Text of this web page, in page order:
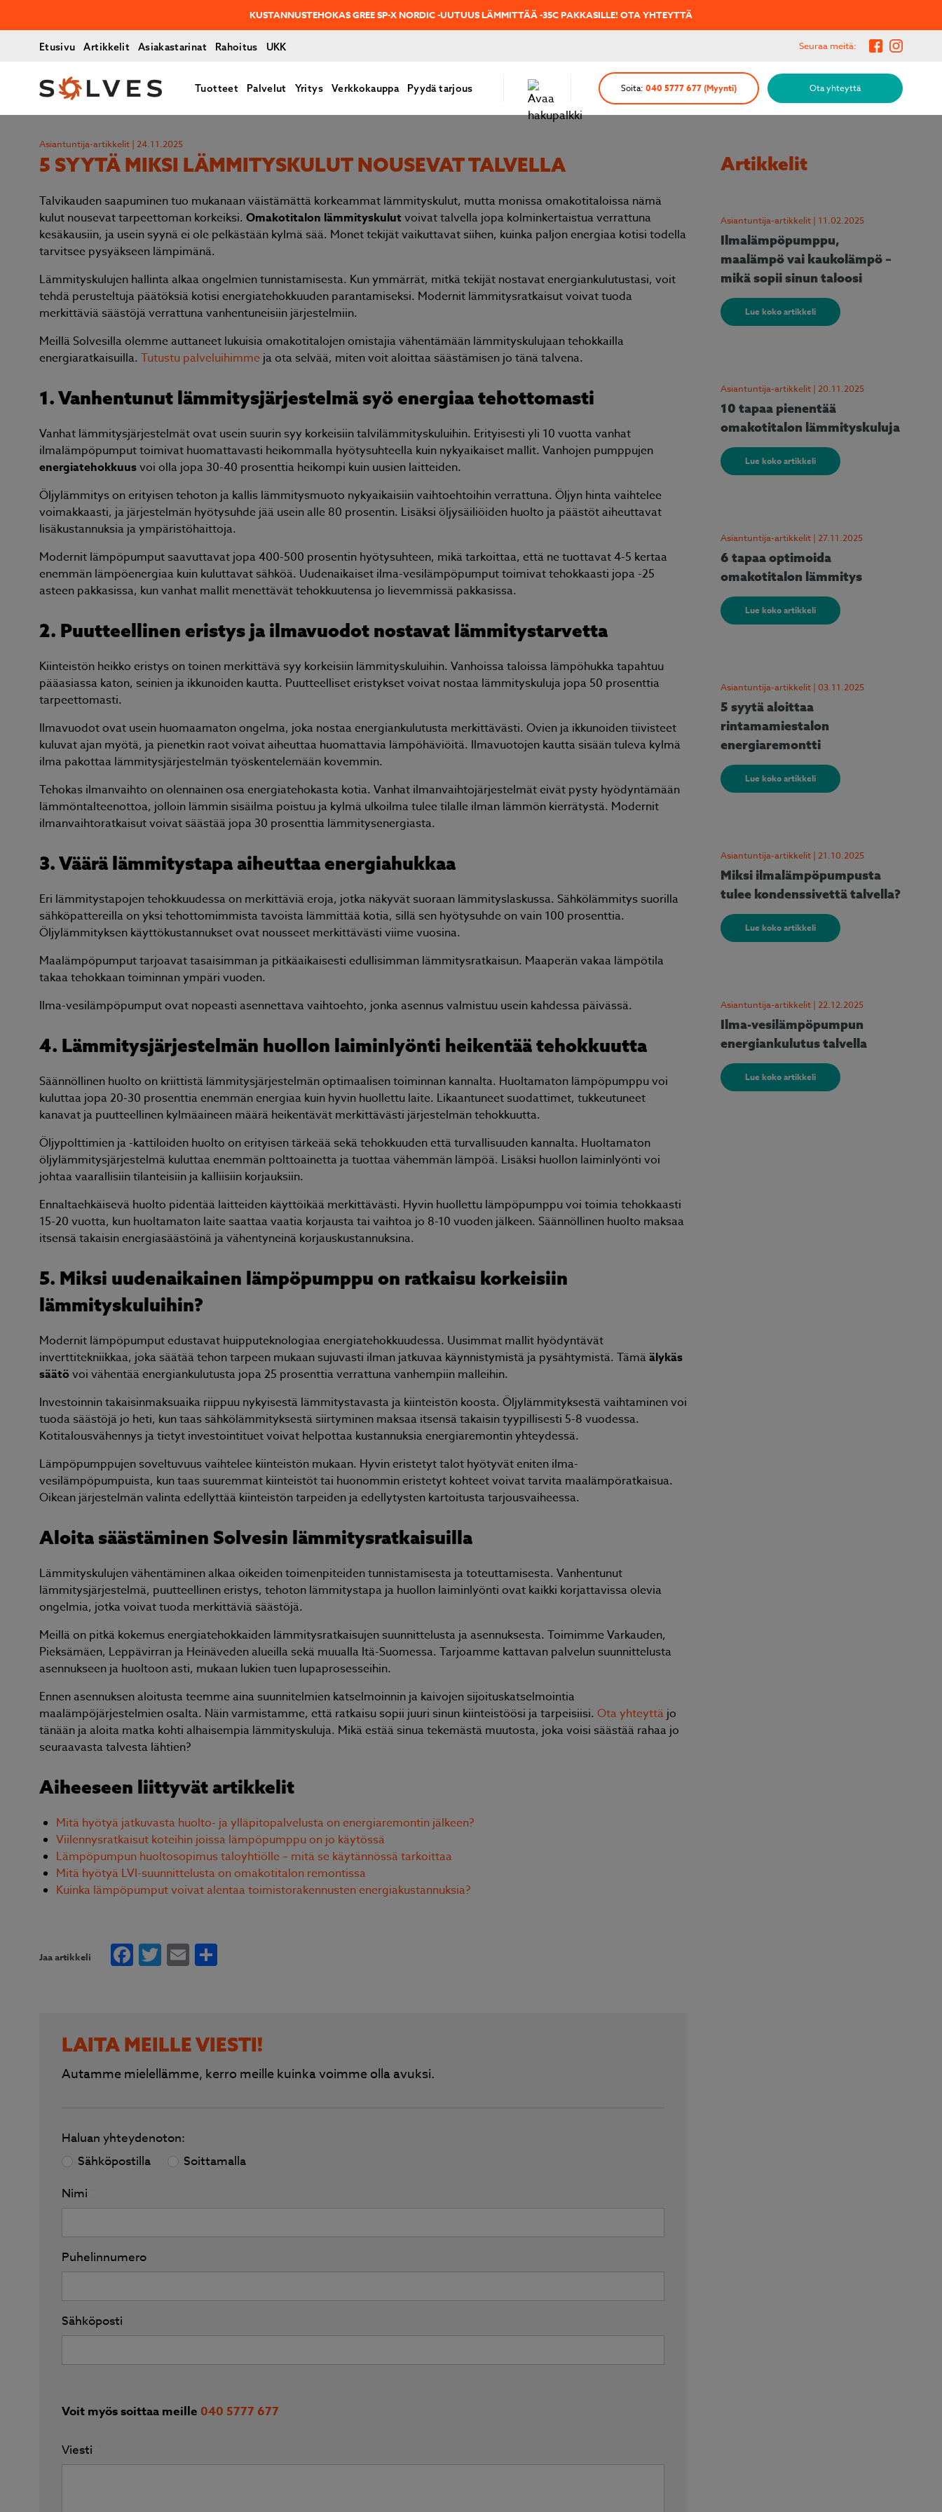
MUISTA ETTÄ ENSI KESÄNÄKIN TULEE HELTEET, LAITA JÄÄHDYTIN ASENNUKSEEN AJOISSA HYÖDYNTÄEN TALVEN KAMPPANJAHINTOJA!
Etusivu Artikkelit Asiakastarinat Rahoitus UKK Seuraa meitä:
Tuotteet Palvelut Yritys Verkkokauppa Pyydä tarjous Soita: 040 5777 677 (Myynti) Ota yhteyttä
Asiantuntija-artikkelit | 24.11.2025
5 SYYTÄ MIKSI LÄM­MI­TYS­KU­LUT NOUSEVAT TALVELLA
Talvikauden saapuminen tuo mukanaan väistämättä korkeammat lämmityskulut, mutta monissa omakotitaloissa nämä
kulut nousevat tarpeettoman korkeiksi. Omakotitalon lämmityskulut voivat talvella jopa kolminkertaistua verrattuna
kesäkausiin, ja usein syynä ei ole pelkästään kylmä sää. Monet tekijät vaikuttavat siihen, kuinka paljon energiaa kotisi todella
tarvitsee pysyäkseen lämpimänä.
Lämmityskulujen hallinta alkaa ongelmien tunnistamisesta. Kun ymmärrät, mitkä tekijät nostavat energiankulutustasi, voit
tehdä perusteltuja päätöksiä kotisi energiatehokkuuden parantamiseksi. Modernit lämmitysratkaisut voivat tuoda
merkittäviä säästöjä verrattuna vanhentuneisiin järjestelmiin.
Meillä Solvesilla olemme auttaneet lukuisia omakotitalojen omistajia vähentämään lämmityskulujaan tehokkailla
energiaratkaisuilla. Tutustu palveluihimme ja ota selvää, miten voit aloittaa säästämisen jo tänä talvena.
1. Vanhentunut lämmitysjärjestelmä syö energiaa tehottomasti
Vanhat lämmitysjärjestelmät ovat usein suurin syy korkeisiin talvilämmityskuluihin. Erityisesti yli 10 vuotta vanhat
ilmalämpöpumput toimivat huomattavasti heikommalla hyötysuhteella kuin nykyaikaiset mallit. Vanhojen pumppujen
energiatehokkuusvoi olla jopa 30-40 prosenttia heikompi kuin uusien laitteiden.
Öljylämmitys on erityisen tehoton ja kallis lämmitysmuoto nykyaikaisiin vaihtoehtoihin verrattuna. Öljyn hinta vaihtelee
voimakkaasti, ja järjestelmän hyötysuhde jää usein alle 80 prosentin. Lisäksi öljysäiliöiden huolto ja päästöt aiheuttavat
lisäkustannuksia ja ympäristöhaittoja.
Modernit lämpöpumput saavuttavat jopa 400-500 prosentin hyötysuhteen, mikä tarkoittaa, että ne tuottavat 4-5 kertaa
enemmän lämpöenergiaa kuin kuluttavat sähköä. Uudenaikaiset ilma-vesilämpöpumput toimivat tehokkaasti jopa -25
asteen pakkasissa, kun vanhat mallit menettävät tehokkuutensa jo lievemmissä pakkasissa.
2. Puutteellinen eristys ja ilmavuodot nostavat lämmitystarvetta
Kiinteistön heikko eristys on toinen merkittävä syy korkeisiin lämmityskuluihin. Vanhoissa taloissa lämpöhukka tapahtuu
pääasiassa katon, seinien ja ikkunoiden kautta. Puutteelliset eristykset voivat nostaa lämmityskuluja jopa 50 prosenttia
tarpeettomasti.
Ilmavuodot ovat usein huomaamaton ongelma, joka nostaa energiankulutusta merkittävästi. Ovien ja ikkunoiden tiivisteet
kuluvat ajan myötä, ja pienetkin raot voivat aiheuttaa huomattavia lämpöhäviöitä. Ilmavuotojen kautta sisään tuleva kylmä
ilma pakottaa lämmitysjärjestelmän työskentelemään kovemmin.
Tehokas ilmanvaihto on olennainen osa energiatehokasta kotia. Vanhat ilmanvaihtojärjestelmät eivät pysty hyödyntämään
lämmöntalteenottoa, jolloin lämmin sisäilma poistuu ja kylmä ulkoilma tulee tilalle ilman lämmön kierrätystä. Modernit
ilmanvaihtoratkaisut voivat säästää jopa 30 prosenttia lämmitysenergiasta.
3. Väärä lämmitystapa aiheuttaa energiahukkaa
Eri lämmitystapojen tehokkuudessa on merkittäviä eroja, jotka näkyvät suoraan lämmityslaskussa. Sähkölämmitys suorilla
sähköpattereilla on yksi tehottomimmista tavoista lämmittää kotia, sillä sen hyötysuhde on vain 100 prosenttia.
Öljylämmityksen käyttökustannukset ovat nousseet merkittävästi viime vuosina.
Maalämpöpumput tarjoavat tasaisimman ja pitkäaikaisesti edullisimman lämmitysratkaisun. Maaperän vakaa lämpötila
takaa tehokkaan toiminnan ympäri vuoden.
Ilma-vesilämpöpumput ovat nopeasti asennettava vaihtoehto, jonka asennus valmistuu usein kahdessa päivässä.
4. Lämmitysjärjestelmän huollon laiminlyönti heikentää tehokkuutta
Säännöllinen huolto on kriittistä lämmitysjärjestelmän optimaalisen toiminnan kannalta. Huoltamaton lämpöpumppu voi
kuluttaa jopa 20-30 prosenttia enemmän energiaa kuin hyvin huollettu laite. Likaantuneet suodattimet, tukkeutuneet
kanavat ja puutteellinen kylmäaineen määrä heikentävät merkittävästi järjestelmän tehokkuutta.
Öljypolttimien ja -kattiloiden huolto on erityisen tärkeää sekä tehokkuuden että turvallisuuden kannalta. Huoltamaton
öljylämmitysjärjestelmä kuluttaa enemmän polttoainetta ja tuottaa vähemmän lämpöä. Lisäksi huollon laiminlyönti voi
johtaa vaarallisiin tilanteisiin ja kalliisiin korjauksiin.
Ennaltaehkäisevä huolto pidentää laitteiden käyttöikää merkittävästi. Hyvin huollettu lämpöpumppu voi toimia tehokkaasti
15-20 vuotta, kun huoltamaton laite saattaa vaatia korjausta tai vaihtoa jo 8-10 vuoden jälkeen. Säännöllinen huolto maksaa
itsensä takaisin energiasäästöinä ja vähentyneinä korjauskustannuksina.
5. Miksi uudenaikainen lämpöpumppu on ratkaisu korkeisiin
lämmityskuluihin?
Modernit lämpöpumput edustavat huipputeknologiaa energiatehokkuudessa. Uusimmat mallit hyödyntävät
inverttitekniikkaa, joka säätää tehon tarpeen mukaan sujuvasti ilman jatkuvaa käynnistymistä ja pysähtymistä. Tämä älykäs
säätövoi vähentää energiankulutusta jopa 25 prosenttia verrattuna vanhempiin malleihin.
Investoinnin takaisinmaksuaika riippuu nykyisestä lämmitystavasta ja kiinteistön koosta. Öljylämmityksestä vaihtaminen voi
tuoda säästöjä jo heti, kun taas sähkölämmityksestä siirtyminen maksaa itsensä takaisin tyypillisesti 5-8 vuodessa.
Kotitalousvähennys ja tietyt investointituet voivat helpottaa kustannuksia energiaremontin yhteydessä.
Lämpöpumppujen soveltuvuus vaihtelee kiinteistön mukaan. Hyvin eristetyt talot hyötyvät eniten ilma-
vesilämpöpumpuista, kun taas suuremmat kiinteistöt tai huonommin eristetyt kohteet voivat tarvita maalämpöratkaisua.
Oikean järjestelmän valinta edellyttää kiinteistön tarpeiden ja edellytysten kartoitusta tarjousvaiheessa.
Aloita säästäminen Solvesin lämmitysratkaisuilla
Lämmityskulujen vähentäminen alkaa oikeiden toimenpiteiden tunnistamisesta ja toteuttamisesta. Vanhentunut
lämmitysjärjestelmä, puutteellinen eristys, tehoton lämmitystapa ja huollon laiminlyönti ovat kaikki korjattavissa olevia
ongelmia, jotka voivat tuoda merkittäviä säästöjä.
Meillä on pitkä kokemus energiatehokkaiden lämmitysratkaisujen suunnittelusta ja asennuksesta. Toimimme Varkauden,
Pieksämäen, Leppävirran ja Heinäveden alueilla sekä muualla Itä-Suomessa. Tarjoamme kattavan palvelun suunnittelusta
asennukseen ja huoltoon asti, mukaan lukien tuen lupaprosesseihin.
Ennen asennuksen aloitusta teemme aina suunnitelmien katselmoinnin ja kaivojen sijoituskatselmointia
maalämpöjärjestelmien osalta. Näin varmistamme, että ratkaisu sopii juuri sinun kiinteistöösi ja tarpeisiisi. Ota yhteyttä jo
tänään ja aloita matka kohti alhaisempia lämmityskuluja. Mikä estää sinua tekemästä muutosta, joka voisi säästää rahaa jo
seuraavasta talvesta lähtien?
Aiheeseen liittyvät artikkelit
Mitä hyötyä jatkuvasta huolto- ja ylläpitopalvelusta on energiaremontin jälkeen?
Viilennysratkaisut koteihin joissa lämpöpumppu on jo käytössä
Lämpöpumpun huoltosopimus taloyhtiölle – mitä se käytännössä tarkoittaa
Mitä hyötyä LVI-suunnittelusta on omakotitalon remontissa
Kuinka lämpöpumput voivat alentaa toimistorakennusten energiakustannuksia?
Jaa artikkeli Facebook
Twitter
Email
LAITA MEILLE VIESTI!
Autamme mielellämme, kerro meille kuinka voimme olla avuksi.
Haluan yhteydenoton:
Sähköpostilla
Soittamalla
Nimi
Puhelinnumero
Sähköposti
Voit myös soittaa meille 040 5777 677
Viesti
Artikkelit
Asiantuntija-artikkelit | 11.02.2025
Ilmalämpöpumppu,
maalämpö vai kaukolämpö –
mikä sopii sinun taloosi
Lue koko artikkeli
Asiantuntija-artikkelit | 20.11.2025
10 tapaa pienentää
omakotitalon lämmityskuluja
Lue koko artikkeli
Asiantuntija-artikkelit | 27.11.2025
6 tapaa optimoida
omakotitalon lämmitys
Lue koko artikkeli
Asiantuntija-artikkelit | 03.11.2025
5 syytä aloittaa
rintamamiestalon
energiaremontti
Lue koko artikkeli
Asiantuntija-artikkelit | 21.10.2025
Miksi ilmalämpöpumpusta
tulee kondenssivettä talvella?
Lue koko artikkeli
Asiantuntija-artikkelit | 22.12.2025
Ilma-vesilämpöpumpun
energiankulutus talvella
Lue koko artikkeli
Jäikö sinulla kysyttävää?
Lähetä kysymyksesi helposti tämän lomakkeen avulla
niin vastaamme sinulle mahdollisimman pian!
Lähetä
tarjous, nopea toimitus ja
neuvot kaupan päälle.
Ilmalämpöpumpun asennus. Hyvin meni kuten sovittiin. 👍
Ossi Ruippo
3
of
3